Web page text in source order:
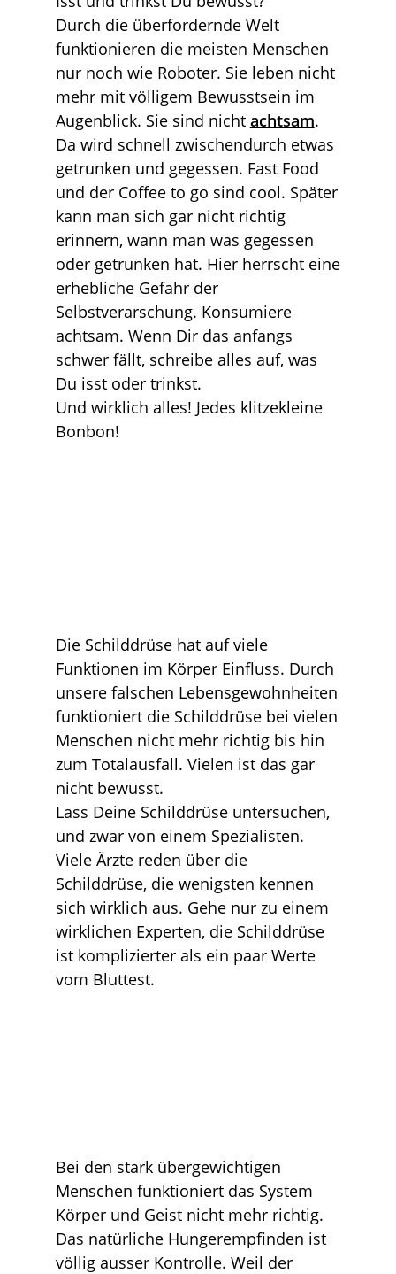
Durch die überfordernde Welt
funktionieren die meisten Menschen
nur noch wie Roboter. Sie leben nicht
mehr mit völligem Bewusstsein im
Augenblick. Sie sind nicht achtsam.
Da wird schnell zwischendurch etwas
getrunken und gegessen. Fast Food
und der Coffee to go sind cool. Später
kann man sich gar nicht richtig
erinnern, wann man was gegessen
oder getrunken hat. Hier herrscht eine
erhebliche Gefahr der
Selbstverarschung. Konsumiere
achtsam. Wenn Dir das anfangs
schwer fällt, schreibe alles auf, was
Du isst oder trinkst.
Und wirklich alles! Jedes klitzekleine
Bonbon!
Die Schilddrüse hat auf viele
Funktionen im Körper Einfluss. Durch
unsere falschen Lebensgewohnheiten
funktioniert die Schilddrüse bei vielen
Menschen nicht mehr richtig bis hin
zum Totalausfall. Vielen ist das gar
nicht bewusst.
Lass Deine Schilddrüse untersuchen,
und zwar von einem Spezialisten.
Viele Ärzte reden über die
Schilddrüse, die wenigsten kennen
sich wirklich aus. Gehe nur zu einem
wirklichen Experten, die Schilddrüse
ist komplizierter als ein paar Werte
vom Bluttest.
Bei den stark übergewichtigen
Menschen funktioniert das System
Körper und Geist nicht mehr richtig.
Das natürliche Hungerempfinden ist
völlig ausser Kontrolle. Weil der